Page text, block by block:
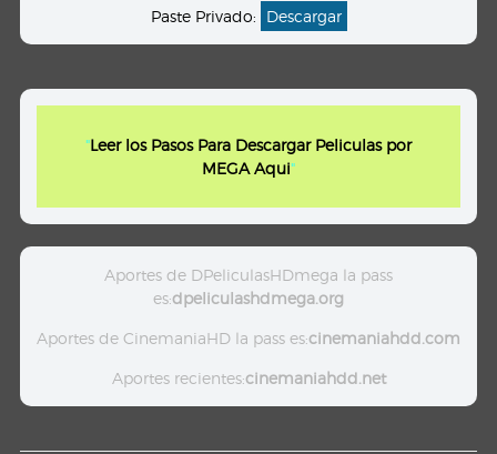
Paste Privado: Descargar
"Leer los Pasos Para Descargar Peliculas por
MEGA Aqui"
Aportes de DPeliculasHDmega la pass
es:dpeliculashdmega.org
Aportes de CinemaniaHD la pass es:cinemaniahdd.com
Aportes recientes:cinemaniahdd.net